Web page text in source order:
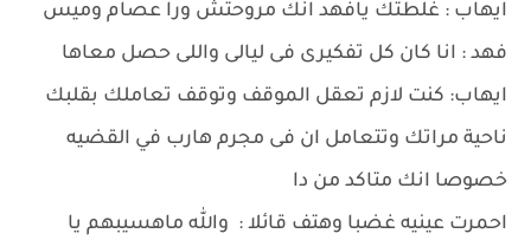
ايهاب : غلطتك يافهد انك مروحتش ورا عصام وميس
فهد : انا كان كل تفكيرى فى ليالى واللى حصل معاها
ايهاب: كنت لازم تعقل الموقف وتوقف تعاملك بقلبك
ناحية مراتك وتتعامل ان فى مجرم هارب في القضيه
خصوصا انك متاكد من دا
احمرت عينيه غضبا وهتف قائلا : والله ماهسيبهم يا